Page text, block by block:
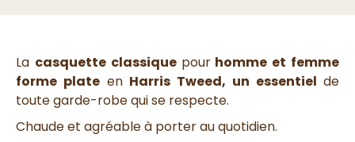
La casquette classique pourhomme et femme
forme plate en Harris Tweed, un essentiel de
toute garde-robe qui se respecte.
Chaude et agréable à porter au quotidien.